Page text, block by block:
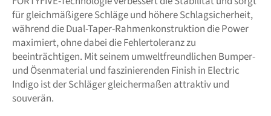
für gleichmäßigere Schläge und höhere Schlagsicherheit,
während die Dual-Taper-Rahmenkonstruktion die Power
maximiert, ohne dabei die Fehlertoleranz zu
beeinträchtigen. Mit seinem umweltfreundlichen Bumper-
und Ösenmaterial und faszinierenden Finish in Electric
Indigo ist der Schläger gleichermaßen attraktiv und
souverän.